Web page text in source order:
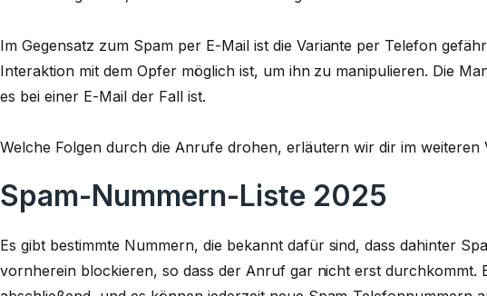
Im Gegensatz zum Spam per E-Mail ist die Variante per Telefon
Interaktion mit dem Opfer möglich ist, um ihn zu manipulieren. Die
es bei einer E-Mail der Fall ist.
Welche Folgen durch die Anrufe drohen, erläutern wir dir im weiteren
Spam-Nummern-Liste 2025
Es gibt bestimmte Nummern, die bekannt dafür sind, dass dahinter
vornherein blockieren, so dass der Anruf gar nicht erst durchkommt.